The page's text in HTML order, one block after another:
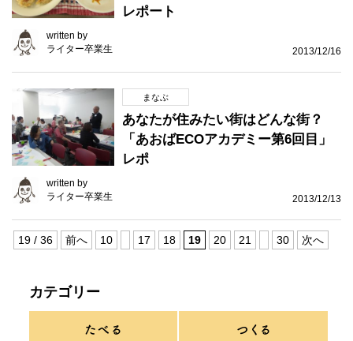
レポート
written by
ライター卒業生
2013/12/16
まなぶ
あなたが住みたい街はどんな街？
「あおばECOアカデミー第6回目」
レポ
written by
ライター卒業生
2013/12/13
19 / 36 前へ 10 17 18 19 20 21 30 次へ
カテゴリー